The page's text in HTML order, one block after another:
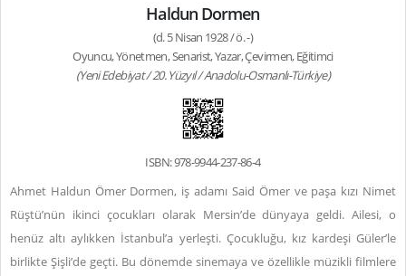
Haldun Dormen
(d. 5 Nisan 1928 / ö. -)
Oyuncu, Yönetmen, Senarist, Yazar, Çevirmen, Eğitimci
(Yeni Edebiyat / 20. Yüzyıl / Anadolu-Osmanlı-Türkiye)
ISBN: 978-9944-237-86-4
Ahmet Haldun Ömer Dormen, iş adamı Said Ömer ve paşa kızı Nimet
Rüştü’nün ikinci çocukları olarak Mersin’de dünyaya geldi. Ailesi, o
henüz altı aylıkken İstanbul’a yerleşti. Çocukluğu, kız kardeşi Güler’le
birlikte Şişli’de geçti. Bu dönemde sinemaya ve özellikle müzikli filmlere